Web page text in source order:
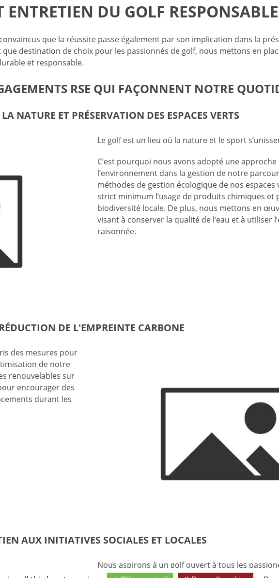
ENTRETIEN DU GOLF RESPONSABLE
que la réussite passe également par son implication dans la
destination de choix pour les passionnés de golf, nous mettons en
et responsable.
RSE QUI FAÇONNENT NOTRE
LA NATURE ET PRÉSERVATION DES ESPACES VERTS
Le golf est un lieu où la nature et le sport
C’est pourquoi nous avons adopté une
l’environnement dans la gestion de notre
méthodes de gestion écologique de nos
strict minimum l’usage de produits chimiques et
biodiversité locale. De plus, nous mettons en
visant à conserver la qualité de l’eau et à utiliser
raisonnée.
DE L'EMPREINTE CARBONE
des mesures pour
de notre
renouvelables sur
encourager des
durant les
AUX INITIATIVES SOCIALES ET LOCALES
Nous aspirons à un golf ouvert à tous les